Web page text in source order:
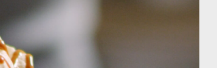
Ultima con panna montata.